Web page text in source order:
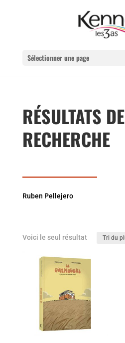
Sélectionner une page
RÉSULTATS DE
RECHERCHE
Ruben Pellejero
Voici le seul résultat